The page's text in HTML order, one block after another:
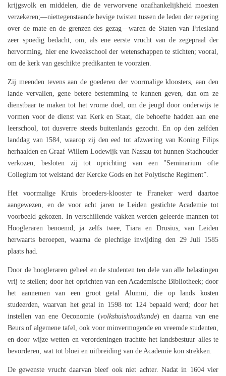
krijgsvolk en middelen, die de verworvene onafhankelijkheid moesten
verzekeren;—niettegenstaande hevige twisten tussen de leden der regering
over de mate en de grenzen des gezag—waren de Staten van Friesland
zeer spoedig bedacht, om, als ene eerste vrucht van de zegepraal der
hervorming, hier ene kweekschool der wetenschappen te stichten; vooral,
om de kerk van geschikte predikanten te voorzien.
Zij meenden tevens aan de goederen der voormalige kloosters, aan den
lande vervallen, gene betere bestemming te kunnen geven, dan om ze
dienstbaar te maken tot het vrome doel, om de jeugd door onderwijs te
vormen voor de dienst van Kerk en Staat, die behoefte hadden aan ene
leerschool, tot dusverre steeds buitenlands gezocht. En op den zelfden
landdag van 1584, waarop zij den eed tot afzwering van Koning Filips
herhaalden en Graaf Willem Lodewijk van Nassau tot hunnen Stadhouder
verkozen, besloten zij tot oprichting van een "Seminarium ofte
Collegium tot welstand der Kercke Gods en het Polytische Regiment”.
Het voormalige Kruis broeders-klooster te Franeker werd daartoe
aangewezen, en de voor acht jaren te Leiden gestichte Academie tot
voorbeeld gekozen. In verschillende vakken werden geleerde mannen tot
Hoogleraren benoemd; ja zelfs twee, Tiara en Drusius, van Leiden
herwaarts beroepen, waarna de plechtige inwijding den 29 Juli 1585
plaats had.
Door de hoogleraren geheel en de studenten ten dele van alle belastingen
vrij te stellen; door het oprichten van een Academische Bibliotheek; door
het aannemen van een groot getal Alumni, die op lands kosten
studeerden, waarvan het getal in 1598 tot 124 bepaald werd; door het
instellen van ene Oeconomie (volkshuishoudkunde) en daarna van ene
Beurs of algemene tafel, ook voor minvermogende en vreemde studenten,
en door wijze wetten en verordeningen trachtte het landsbestuur alles te
bevorderen, wat tot bloei en uitbreiding van de Academie kon strekken.
De gewenste vrucht daarvan bleef ook niet achter. Nadat in 1604 vier